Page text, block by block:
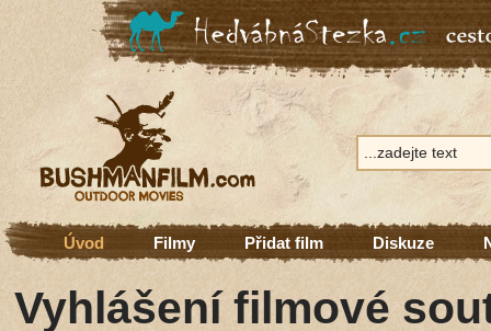
Úvod Filmy Přidat film Diskuze
Vyhlášení filmové